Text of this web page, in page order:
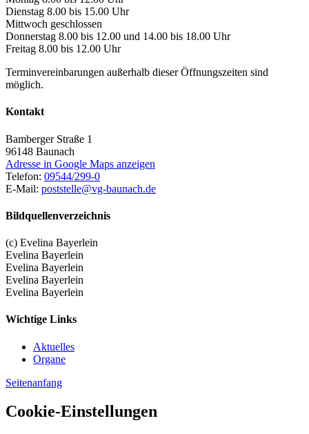
Dienstag 8.00 bis 15.00 Uhr
Mittwoch geschlossen
Donnerstag 8.00 bis 12.00 und 14.00 bis 18.00 Uhr
Freitag 8.00 bis 12.00 Uhr
Terminvereinbarungen außerhalb dieser Öffnungszeiten sind
möglich.
Kontakt
Bamberger Straße 1
96148 Baunach
Adresse in Google Maps anzeigen
Telefon: 09544/299-0
E-Mail: poststelle@vg-baunach.de
Bildquellenverzeichnis
(c) Evelina Bayerlein
Evelina Bayerlein
Evelina Bayerlein
Evelina Bayerlein
Evelina Bayerlein
Wichtige Links
Aktuelles
Organe
Seitenanfang
Cookie-Einstellungen